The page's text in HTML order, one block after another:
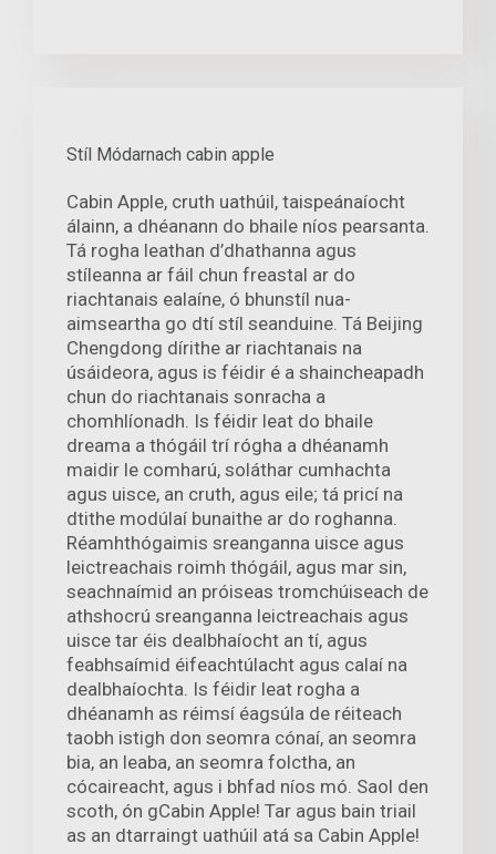
Stíl Módarnach cabin apple
Cabin Apple, cruth uathúil, taispeánaíocht
álainn, a dhéanann do bhaile níos pearsanta.
Tá rogha leathan d’dhathanna agus
stíleanna ar fáil chun freastal ar do
riachtanais ealaíne, ó bhunstíl nua-
aimseartha go dtí stíl seanduine. Tá Beijing
Chengdong dírithe ar riachtanais na
úsáideora, agus is féidir é a shaincheapadh
chun do riachtanais sonracha a
chomhlíonadh. Is féidir leat do bhaile
dreama a thógáil trí rógha a dhéanamh
maidir le comharú, soláthar cumhachta
agus uisce, an cruth, agus eile; tá pricí na
dtithe modúlaí bunaithe ar do roghanna.
Réamhthógaimis sreanganna uisce agus
leictreachais roimh thógáil, agus mar sin,
seachnaímid an próiseas tromchúiseach de
athshocrú sreanganna leictreachais agus
uisce tar éis dealbhaíocht an tí, agus
feabhsaímid éifeachtúlacht agus calaí na
dealbhaíochta. Is féidir leat rogha a
dhéanamh as réimsí éagsúla de réiteach
taobh istigh don seomra cónaí, an seomra
bia, an leaba, an seomra folctha, an
cócaireacht, agus i bhfad níos mó. Saol den
scoth, ón gCabin Apple! Tar agus bain triail
as an dtarraingt uathúil atá sa Cabin Apple!